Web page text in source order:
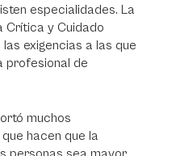
especialidades. La
Crítica y Cuidado
exigencias a las que
profesional de
muchos
hacen que la